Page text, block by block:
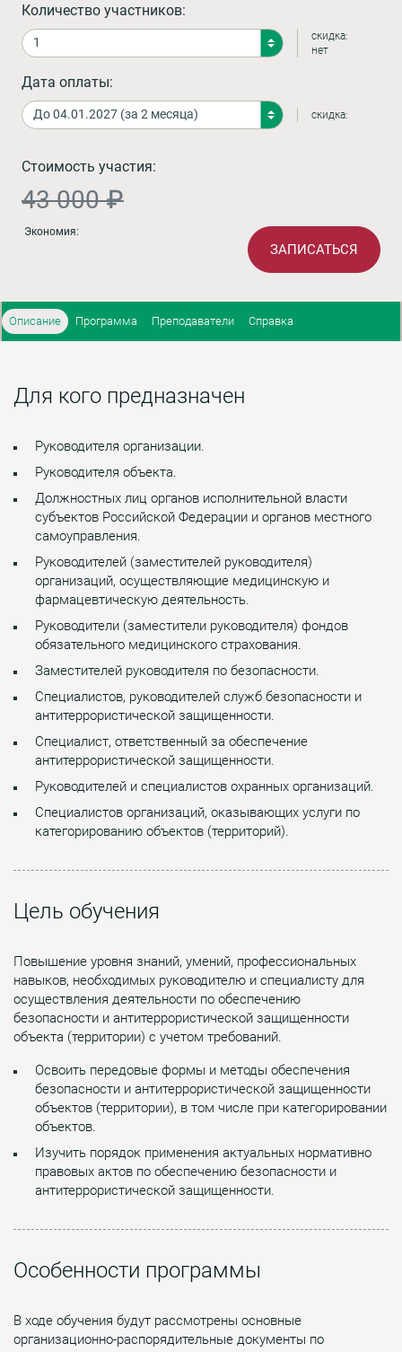
Количество участников:
скидка:
нет
Дата оплаты:
скидка:
Стоимость участия:
43 000 ₽
Экономия:
ЗАПИСАТЬСЯ
Описание Программа Преподаватели Справка
Для кого предназначен
Руководителя организации.
Руководителя объекта.
Должностных лиц органов исполнительной власти
субъектов Российской Федерации и органов местного
самоуправления.
Руководителей (заместителей руководителя)
организаций, осуществляющие медицинскую и
фармацевтическую деятельность.
Руководители (заместители руководителя) фондов
обязательного медицинского страхования.
Заместителей руководителя по безопасности.
Специалистов, руководителей служб безопасности и
антитеррористической защищенности.
Специалист, ответственный за обеспечение
антитеррористической защищенности.
Руководителей и специалистов охранных организаций.
Специалистов организаций, оказывающих услуги по
категорированию объектов (территорий).
Цель обучения
Повышение уровня знаний, умений, профессиональных
навыков, необходимых руководителю и специалисту для
осуществления деятельности по обеспечению
безопасности и антитеррористической защищенности
объекта (территории) с учетом требований.
Освоить передовые формы и методы обеспечения
безопасности и антитеррористической защищенности
объектов (территории), в том числе при категорировании
объектов.
Изучить порядок применения актуальных нормативно
правовых актов по обеспечению безопасности и
антитеррористической защищенности.
Особенности программы
В ходе обучения будут рассмотрены основные
организационно-распорядительные документы по